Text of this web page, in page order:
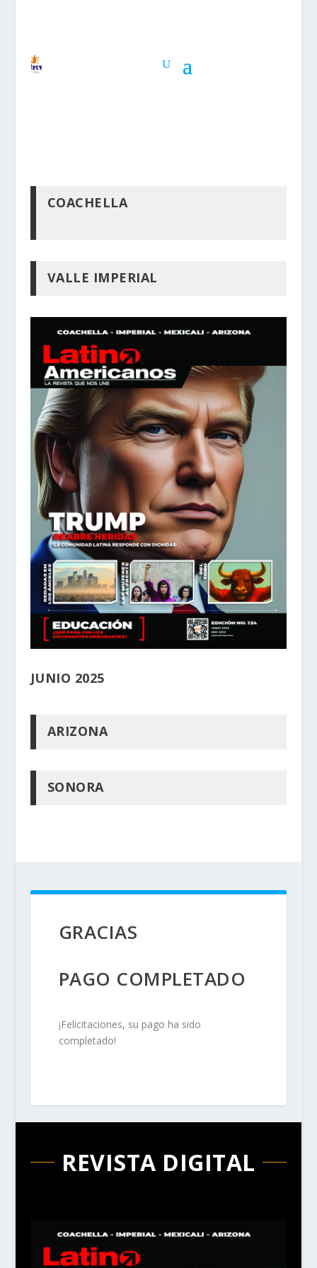
COACHELLA
VALLE IMPERIAL
JUNIO 2025
ARIZONA
SONORA
GRACIAS
PAGO COMPLETADO
¡Felicitaciones, su pago ha sido
completado!
REVISTA DIGITAL